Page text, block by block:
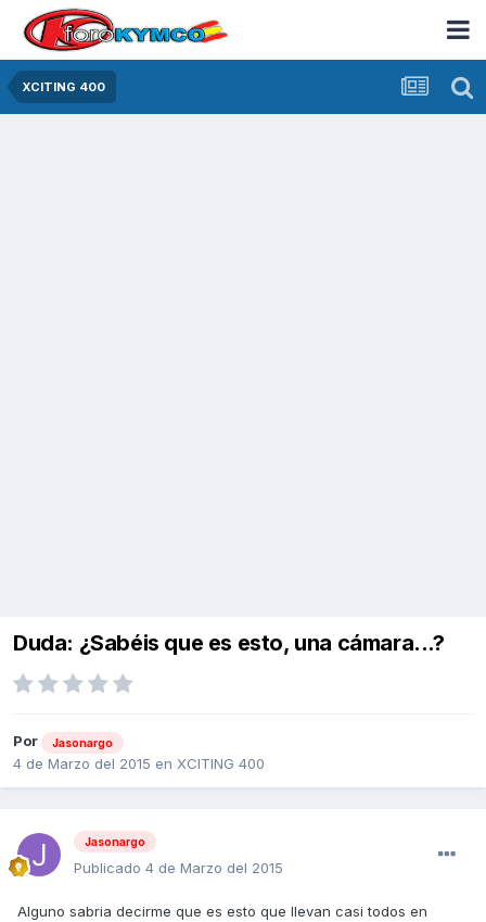
XCITING 400
Duda: ¿Sabéis que es esto, una cámara...?
Por Jasonargo
4 de Marzo del 2015 en XCITING 400
Jasonargo
Publicado 4 de Marzo del 2015
Alguno sabria decirme que es esto que llevan casi todos en